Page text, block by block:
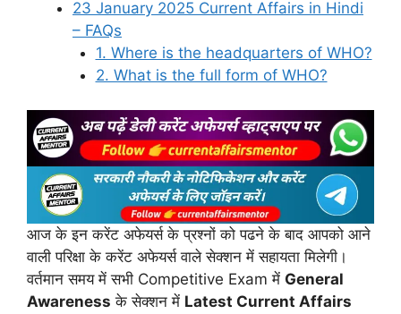
23 January 2025 Current Affairs in Hindi
– FAQs
1. Where is the headquarters of WHO?
2. What is the full form of WHO?
आज के इन करेंट अफेयर्स के प्रश्नों को पढने के बाद आपको आने
वाली परिक्षा के करेंट अफेयर्स वाले सेक्शन में सहायता मिलेगी।
वर्तमान समय में सभी Competitive Exam में General
Awareness के सेक्शन में Latest Current Affairs